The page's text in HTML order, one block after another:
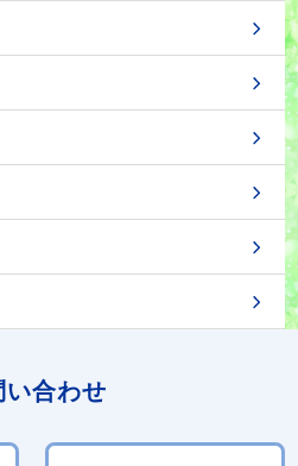
い合わせ